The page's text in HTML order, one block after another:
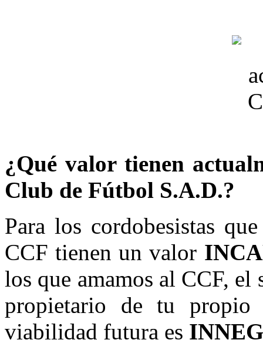
¿Qué valor tienen
Club de Fútbol S.A.D.?
Para los cordobesistas
CCF tienen un valor
los que amamos al CCF, el
propietario de tu
viabilidad futura es